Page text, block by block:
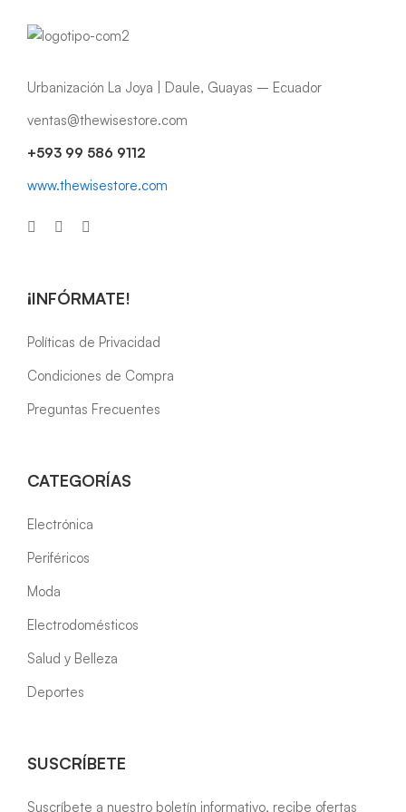
Urbanización La Joya | Daule, Guayas – Ecuador
ventas@thewisestore.com
+593 99 586 9112
www.thewisestore.com
¡INFÓRMATE!
Políticas de Privacidad
Condiciones de Compra
Preguntas Frecuentes
CATEGORÍAS
Electrónica
Periféricos
Moda
Electrodomésticos
Salud y Belleza
Deportes
SUSCRÍBETE
Suscríbete a nuestro boletín informativo, recibe ofertas